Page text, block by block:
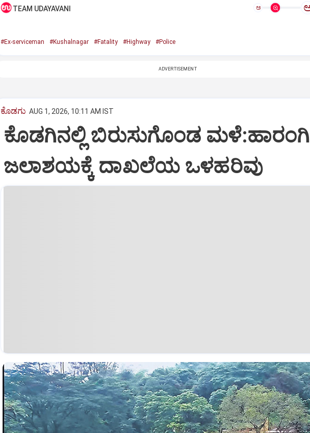
TEAM UDAYAVANI ಅ
#Ex-serviceman #Kushalnagar #Fatality #Highway #Police
ADVERTISEMENT
ಕೊಡಗು AUG 1, 2026, 10:11 AM IST
ಕೊಡಗಿನಲ್ಲಿ ಬಿರುಸುಗೊಂಡ ಮಳೆ:ಹಾರಂಗಿ
ಜಲಾಶಯಕ್ಕೆ ದಾಖಲೆಯ ಒಳಹರಿವು